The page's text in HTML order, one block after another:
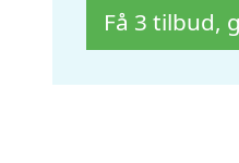
Få 3 tilbud,